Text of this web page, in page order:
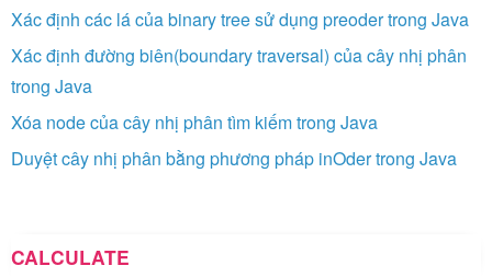
Xác định các lá của binary tree sử dụng preoder trong Java
Xác định đường biên(boundary traversal) của cây nhị phân
trong Java
Xóa node của cây nhị phân tìm kiếm trong Java
Duyệt cây nhị phân bằng phương pháp inOder trong Java
CALCULATE